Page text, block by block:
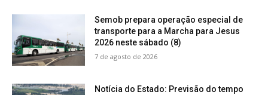
Semob prepara operação especial de
transporte para a Marcha para Jesus
2026 neste sábado (8)
7 de agosto de 2026
Notícia do Estado: Previsão do tempo